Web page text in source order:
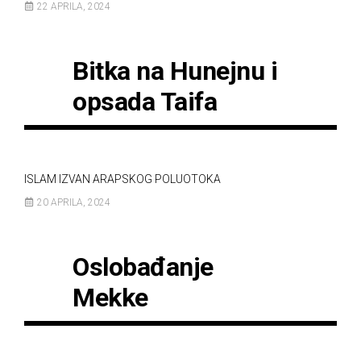
22 APRILA, 2024
Bitka na Hunejnu i
opsada Taifa
ISLAM IZVAN ARAPSKOG POLUOTOKA
20 APRILA, 2024
Oslobađanje
Mekke